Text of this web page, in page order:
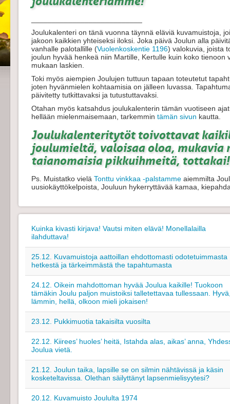
Joulukalenteri on tänä vuonna täynnä eläviä kuvamuistoja,
jakoon kaikkien yhteiseksi iloksi. Joka päivä Joulun alla
vanhalle palotallille (Vuolenkoskentie 1196) valokuvia, joista
joulun hyvää henkeä niin Martille, Kertulle kuin koko tienoon
mukaan laskien.
Toki myös aiempien Joulujen tuttuun tapaan toteutetut
joten hyvänmielen kohtaamisia on jälleen luvassa.
päivitetty tutkittavaksi ja tutustuttavaksi.
Otahan myös katsahdus joulukalenterin tämän vuotiseen
hellään mielenmaisemaan, tarkemmin tämän sivun kautta.
Joulukalenteritytöt toivottavat
joulumieltä, valoisaa oloa, mukavia
taianomaisia pikkuihmeitä, tottakai!
Ps. Muistatko vielä Tonttu vinkkaa -palstamme aiemmilta
uusiokäyttökelpoista, Jouluun hykerryttävää kamaa,
Kuinka kivasti kirjava! Vautsi miten elävä! Monellalailla
ilahduttava!
25.12. Kuvamuistoja aattoillan ehdottomasti odotetuimmasta
hetkestä ja tärkeimmästä the tapahtumasta
24.12. Oikein mahdottoman hyvää Joulua kaikille! Tuokoon
tämäkin Joulu paljon muistoiksi talletettavaa tullessaan.
lämmin, hellä, olkoon mieli jokaisen!
23.12. Pukkimuotia takaisilta vuosilta
22.12. Kiirees’ huoles’ heitä, Istahda alas, aikas’ anna,
Joulua vietä.
21.12. Joulun taika, lapsille se on silmin nähtävissä ja käsin
kosketeltavissa. Olethan säilyttänyt lapsenmielisyytesi?
20.12. Kuvamuisto Joululta 1974